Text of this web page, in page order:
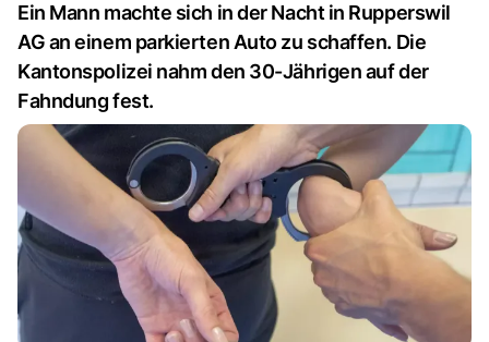
Ein Mann machte sich in der Nacht in Rupperswil
AG an einem parkierten Auto zu schaffen. Die
Kantonspolizei nahm den 30-Jährigen auf der
Fahndung fest.